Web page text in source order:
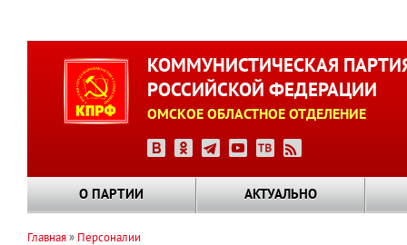
КОММУНИСТИЧЕСКАЯ
РОССИЙСКОЙ ФЕДЕРАЦИИ
ОМСКОЕ ОБЛАСТНОЕ ОТДЕЛЕНИЕ
О ПАРТИИ АКТУАЛЬНО
Главная Персоналии